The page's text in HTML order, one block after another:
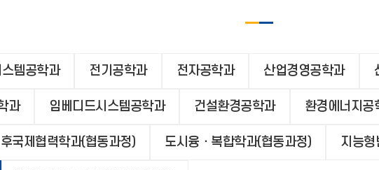
템공학과 전기공학과 전자공학과 산업경영공학과
과 임베디드시스템공학과 건설환경공학과 환경에너지공
국제협력학과(협동과정) 도시융ㆍ복합학과(협동과정) 지능형